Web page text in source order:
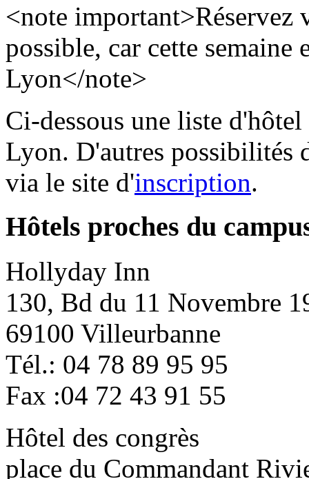
<note important>Réservez
possible, car cette semaine
Lyon</note>
Ci-dessous une liste
Lyon. D'autres possibilités
via le site d'inscription.
Hôtels proches du
Hollyday Inn
130, Bd du 11 Novembre
69100 Villeurbanne
Tél.: 04 78 89 95 95
Fax :04 72 43 91 55
Hôtel des congrès
place du Commandant